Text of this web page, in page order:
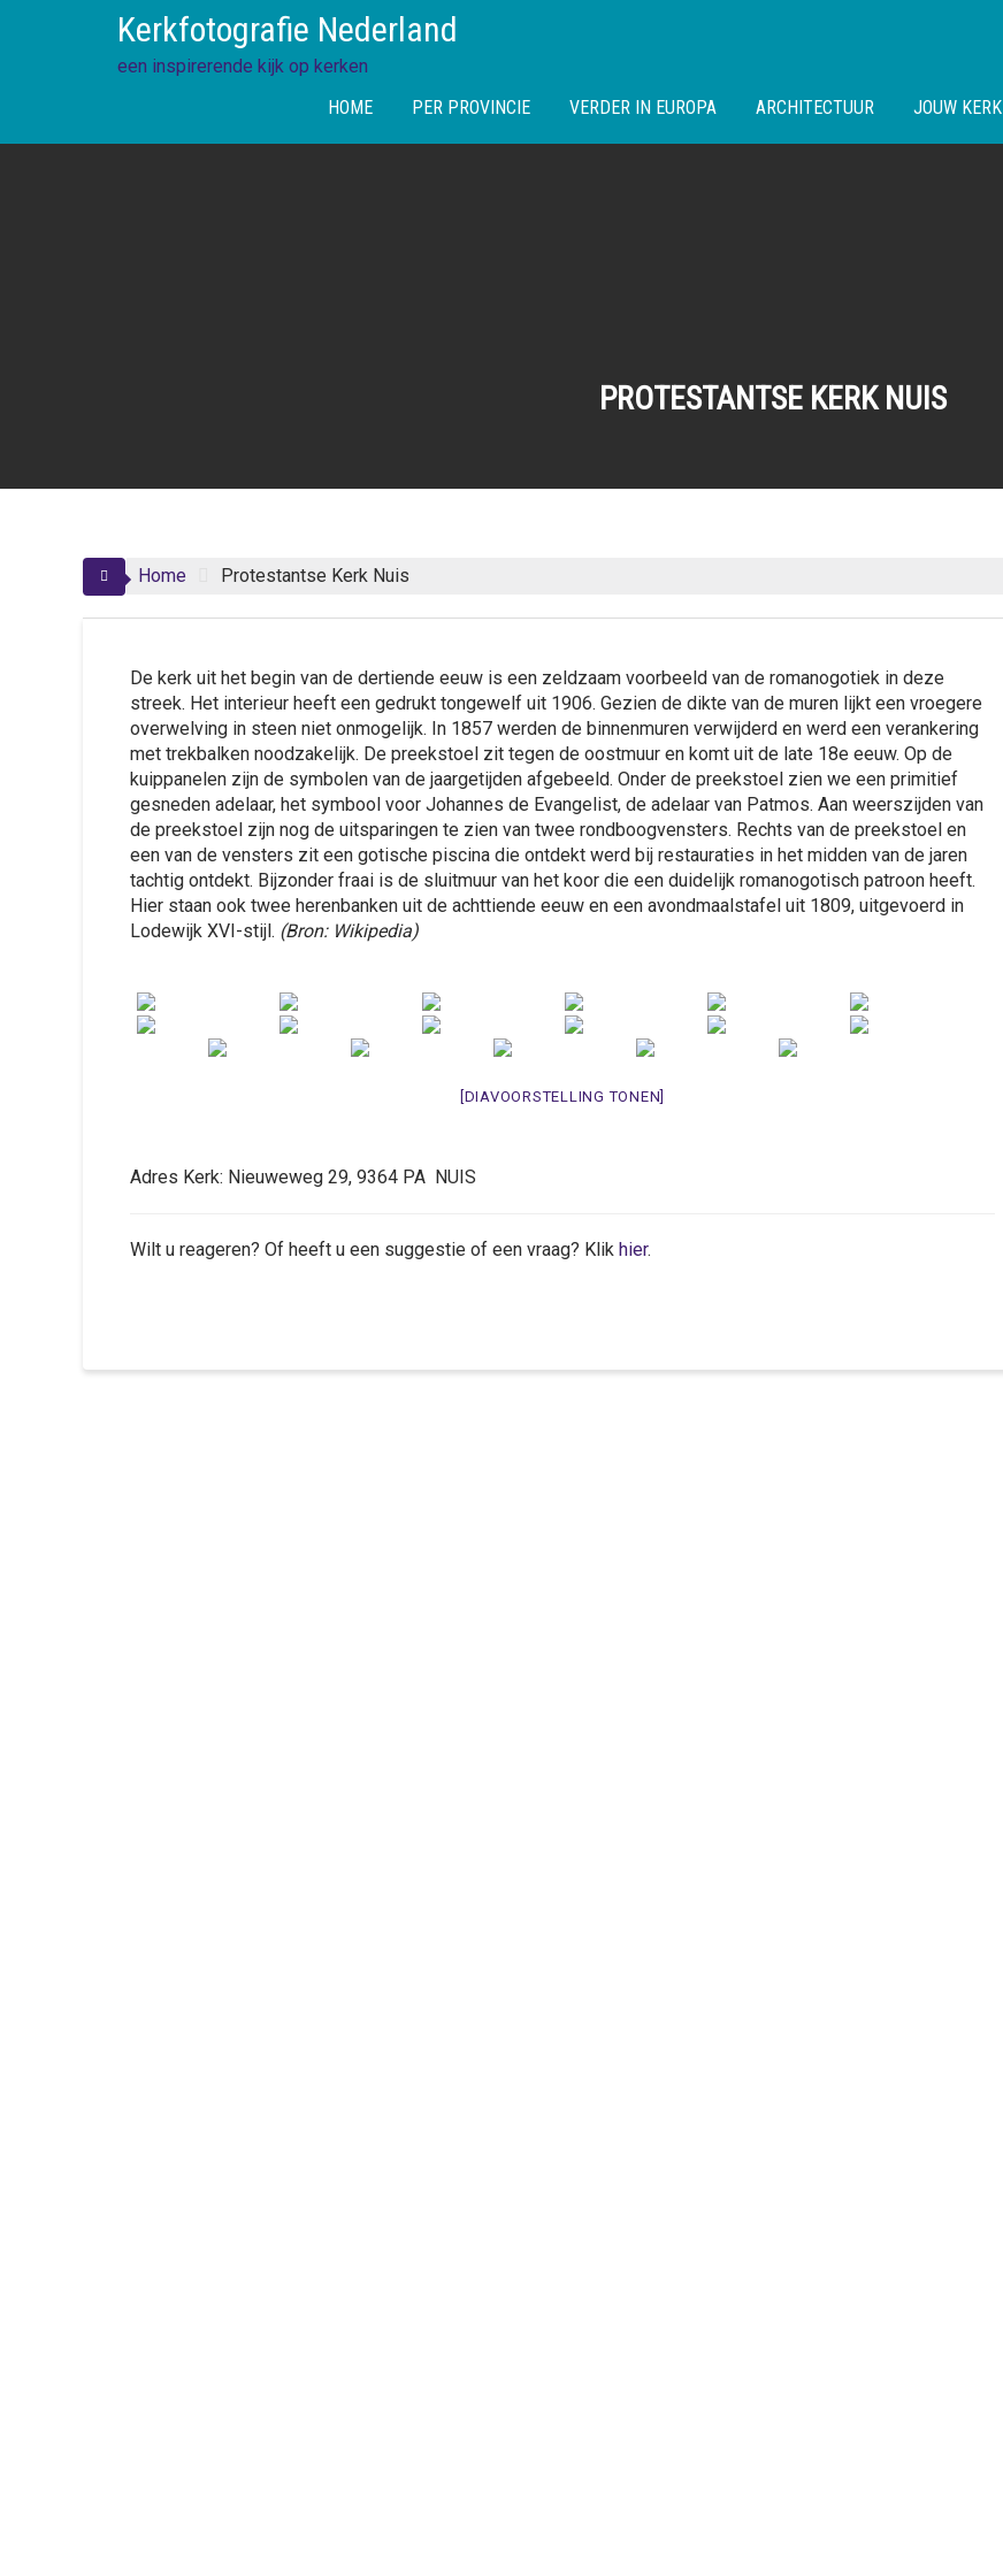
Kerkfotografie Nederland
een inspirerende kijk op kerken
HOME
PER PROVINCIE VERDER IN EUROPA ARCHITECTUUR JOUW KERK
PROTESTANTSE KERK NUIS
Home Protestantse Kerk Nuis
De kerk uit het begin van de dertiende eeuw is een zeldzaam voorbeeld van de romanogotiek in deze
streek. Het interieur heeft een gedrukt tongewelf uit 1906. Gezien de dikte van de muren lijkt een vroegere
overwelving in steen niet onmogelijk. In 1857 werden de binnenmuren verwijderd en werd een verankering
met trekbalken noodzakelijk. De preekstoel zit tegen de oostmuur en komt uit de late 18e eeuw. Op de
kuippanelen zijn de symbolen van de jaargetijden afgebeeld. Onder de preekstoel zien we een primitief
gesneden adelaar, het symbool voor Johannes de Evangelist, de adelaar van Patmos. Aan weerszijden van
de preekstoel zijn nog de uitsparingen te zien van twee rondboogvensters. Rechts van de preekstoel en
een van de vensters zit een gotische piscina die ontdekt werd bij restauraties in het midden van de jaren
tachtig ontdekt. Bijzonder fraai is de sluitmuur van het koor die een duidelijk romanogotisch patroon heeft.
Hier staan ook twee herenbanken uit de achttiende eeuw en een avondmaalstafel uit 1809, uitgevoerd in
Lodewijk XVI-stijl. (Bron: Wikipedia)
[DIAVOORSTELLING TONEN]
Adres Kerk: Nieuweweg 29, 9364 PA NUIS
Wilt u reageren? Of heeft u een suggestie of een vraag? Klik hier.